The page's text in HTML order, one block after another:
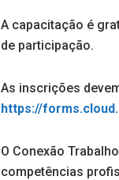
A capacitação é
de participação.
As inscrições
https://
O Conexão
competências